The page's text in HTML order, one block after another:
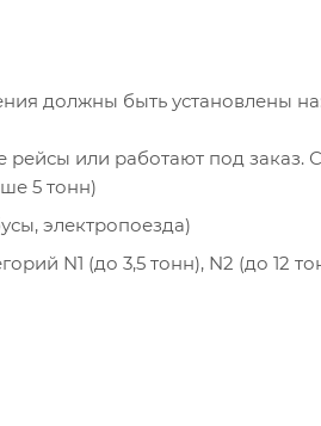
должны быть установлены
рейсы или работают под заказ.
5 тонн)
электропоезда)
N1 (до 3,5 тонн), N2 (до 12